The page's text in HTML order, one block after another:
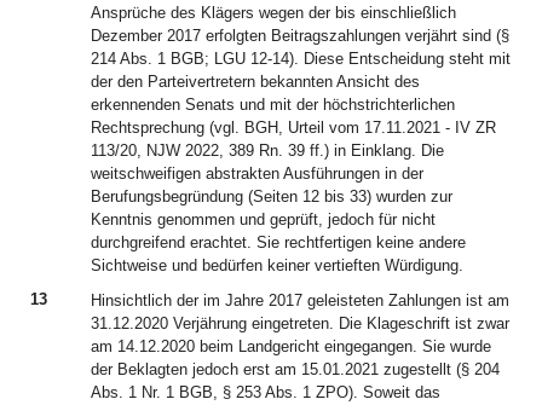
Ansprüche des Klägers wegen der bis einschließlich
Dezember 2017 erfolgten Beitragszahlungen verjährt sind (§
214 Abs. 1 BGB; LGU 12-14). Diese Entscheidung steht mit
der den Parteivertretern bekannten Ansicht des
erkennenden Senats und mit der höchstrichterlichen
Rechtsprechung (vgl. BGH, Urteil vom 17.11.2021 - IV ZR
113/20, NJW 2022, 389 Rn. 39 ff.) in Einklang. Die
weitschweifigen abstrakten Ausführungen in der
Berufungsbegründung (Seiten 12 bis 33) wurden zur
Kenntnis genommen und geprüft, jedoch für nicht
durchgreifend erachtet. Sie rechtfertigen keine andere
Sichtweise und bedürfen keiner vertieften Würdigung.
13
Hinsichtlich der im Jahre 2017 geleisteten Zahlungen ist am
31.12.2020 Verjährung eingetreten. Die Klageschrift ist zwar
am 14.12.2020 beim Landgericht eingegangen. Sie wurde
der Beklagten jedoch erst am 15.01.2021 zugestellt (§ 204
Abs. 1 Nr. 1 BGB, § 253 Abs. 1 ZPO). Soweit das